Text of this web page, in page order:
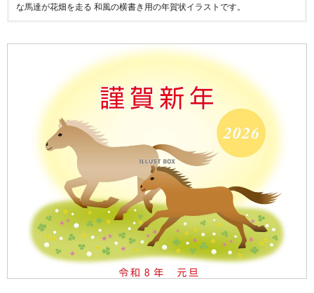
な馬達が花畑を走る 和風の横書き用の年賀状イラストです。